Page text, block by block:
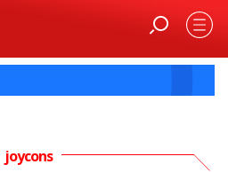
joycons